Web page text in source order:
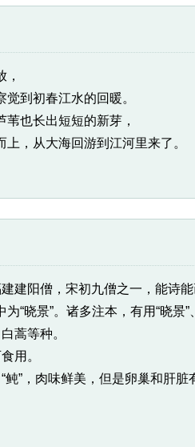
到初春江水的回暖。
也长出短短的新芽，
，从大海回游到江河里来了。
建阳僧，宋初九僧之一，能诗
“晓景”。诸多注本，有用“晓景
蒿等种。
用。
鲀”，肉味鲜美，但是卵巢和肝